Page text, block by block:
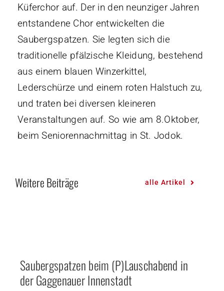
Küferchor auf. Der in den neunziger Jahren
entstandene Chor entwickelten die
Saubergspatzen. Sie legten sich die
traditionelle pfälzische Kleidung, bestehend
aus einem blauen Winzerkittel,
Lederschürze und einem roten Halstuch zu,
und traten bei diversen kleineren
Veranstaltungen auf. So wie am 8.Oktober,
beim Seniorennachmittag in St. Jodok.
Weitere Beiträge alle Artikel
Saubergspatzen beim (P)Lauschabend in
der Gaggenauer Innenstadt